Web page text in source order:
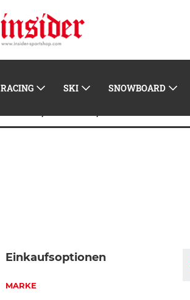
RACING SKI SNOWBOARD
Einkaufsoptionen
MARKE